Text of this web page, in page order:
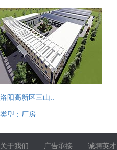
洛阳高新区三山..
类型：厂房
13520221780
关于我们
广告承接 诚聘英才